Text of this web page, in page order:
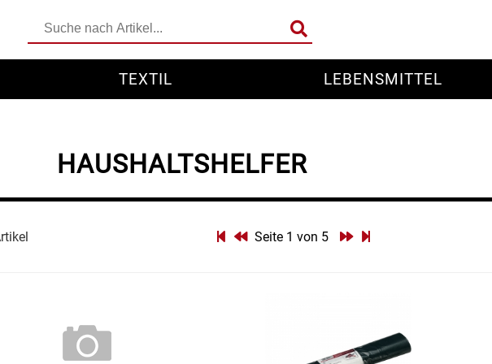
TEXTIL LEBENSMITTEL
HAUSHALTSHELFER
Seite 1 von 5